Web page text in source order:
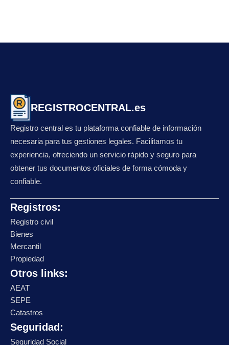
REGISTROCENTRAL.es
Registro central es tu plataforma confiable de información
necesaria para tus gestiones legales. Facilitamos tu
experiencia, ofreciendo un servicio rápido y seguro para
obtener tus documentos oficiales de forma cómoda y
confiable.
Registros:
Registro civil
Bienes
Mercantil
Propiedad
Otros links:
AEAT
SEPE
Catastros
Seguridad:
Seguridad Social